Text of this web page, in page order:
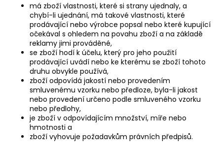
má zboží vlastnosti, které si strany ujednaly, a
chybí-li ujednání, má takové vlastnosti, které
prodávající nebo výrobce popsal nebo které kupující
očekával s ohledem na povahu zboží a na základě
reklamy jimi prováděné,
se zboží hodí k účelu, který pro jeho použití
prodávající uvádí nebo ke kterému se zboží tohoto
druhu obvykle používá,
zboží odpovídá jakostí nebo provedením
smluvenému vzorku nebo předloze, byla-li jakost
nebo provedení určeno podle smluveného vzorku
nebo předlohy,
je zboží v odpovídajícím množství, míře nebo
hmotnosti a
zboží vyhovuje požadavkům právních předpisů.